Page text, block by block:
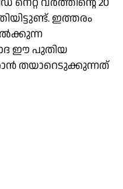
ഇത്തരം
ഈ പുതിയ
തയാറെടുക്കുന്നത്